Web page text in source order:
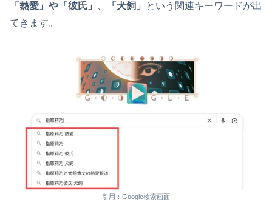
「熱愛」や「彼氏」
「犬飼」
という関連キーワードが出
てきます。
引用：Google検索画面